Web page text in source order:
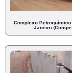
Complexo Petroquímico
Janeiro